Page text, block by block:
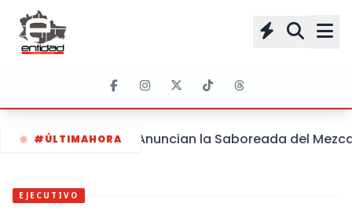
#ÚLTIMAHORA Anuncian la Saboreada del
EJECUTIVO